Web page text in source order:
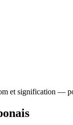
et signification —